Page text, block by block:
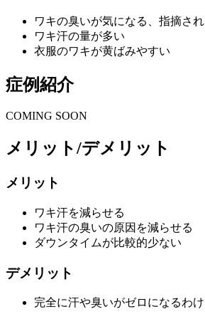
ワキの臭いが気になる、指摘さ
ワキ汗の量が多い
衣服のワキが黄ばみやすい
症例紹介
COMING SOON
メリット/デメリット
メリット
ワキ汗を減らせる
ワキ汗の臭いの原因を減らせる
ダウンタイムが比較的少ない
デメリット
完全に汗や臭いがゼロになるわ